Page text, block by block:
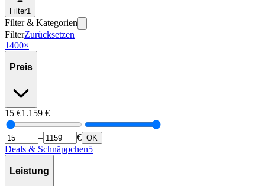
Filter1
Filter & Kategorien
FilterZurücksetzen
1400×
Preis
15 €1.159 €
– € OK
Deals & Schnäppchen5
Leistung